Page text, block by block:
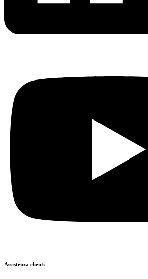
Assistenza clienti